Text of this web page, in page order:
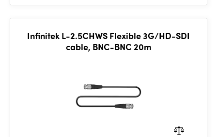
Infinitek L-2.5CHWS Flexible 3G/HD-SDI
cable, BNC-BNC 20m